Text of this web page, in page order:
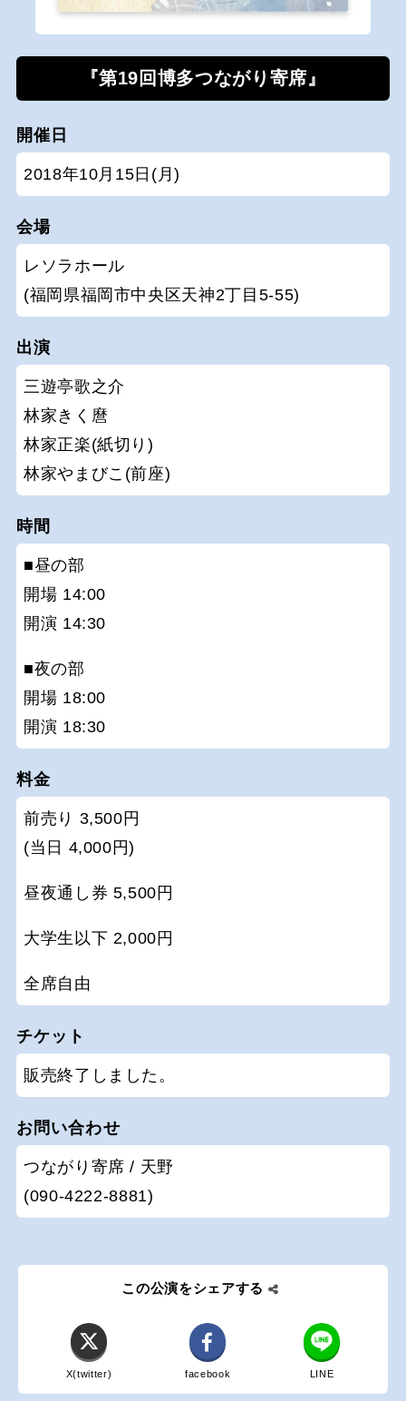
『第19回博多つながり寄席』
開催日
2018年10月15日(月)
会場
レソラホール
(福岡県福岡市中央区天神2丁目5-55)
出演
三遊亭歌之介
林家きく麿
林家正楽(紙切り)
林家やまびこ(前座)
時間
■昼の部
開場 14:00
開演 14:30
■夜の部
開場 18:00
開演 18:30
料金
前売り 3,500円
(当日 4,000円)
昼夜通し券 5,500円
大学生以下 2,000円
全席自由
チケット
販売終了しました。
お問い合わせ
つながり寄席 / 天野
(090-4222-8881)
この公演をシェアする
X(twitter) facebook LINE